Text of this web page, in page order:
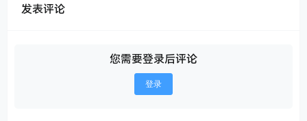
发表评论
您需要登录后评论
登录